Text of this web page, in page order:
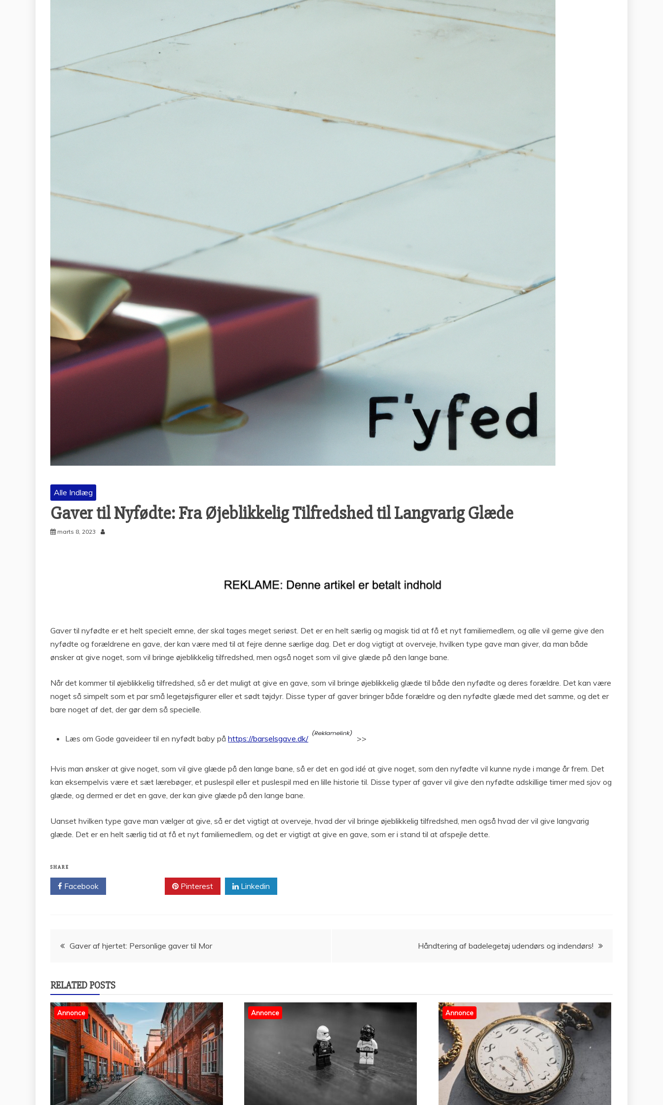
Alle Indlæg
Gaver til Nyfødte: Fra Øjeblikkelig Tilfredshed til Langvarig Glæde
marts 8, 2023
Gaver til nyfødte er et helt specielt emne, der skal tages meget seriøst. Det er en helt særlig og magisk tid at få et nyt familiemedlem, og alle vil gerne give den
nyfødte og forældrene en gave, der kan være med til at fejre denne særlige dag. Det er dog vigtigt at overveje, hvilken type gave man giver, da man både
ønsker at give noget, som vil bringe øjeblikkelig tilfredshed, men også noget som vil give glæde på den lange bane.
Når det kommer til øjeblikkelig tilfredshed, så er det muligt at give en gave, som vil bringe øjeblikkelig glæde til både den nyfødte og deres forældre. Det kan være
noget så simpelt som et par små legetøjsfigurer eller et sødt tøjdyr. Disse typer af gaver bringer både forældre og den nyfødte glæde med det samme, og det er
bare noget af det, der gør dem så specielle.
Læs om Gode gaveideer til en nyfødt baby på https://barselsgave.dk/ >>
Hvis man ønsker at give noget, som vil give glæde på den lange bane, så er det en god idé at give noget, som den nyfødte vil kunne nyde i mange år frem. Det
kan eksempelvis være et sæt lærebøger, et puslespil eller et puslespil med en lille historie til. Disse typer af gaver vil give den nyfødte adskillige timer med sjov og
glæde, og dermed er det en gave, der kan give glæde på den lange bane.
Uanset hvilken type gave man vælger at give, så er det vigtigt at overveje, hvad der vil bringe øjeblikkelig tilfredshed, men også hvad der vil give langvarig
glæde. Det er en helt særlig tid at få et nyt familiemedlem, og det er vigtigt at give en gave, som er i stand til at afspejle dette.
SHARE
Facebook Pinterest Linkedin
Indlægsnavigation
Gaver af hjertet: Personlige gaver til Mor Håndtering af badelegetøj udendørs og indendørs!
RELATED POSTS
Annonce Annonce Annonce